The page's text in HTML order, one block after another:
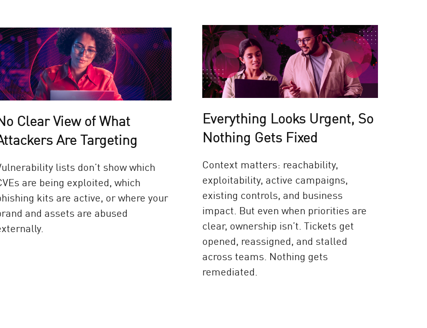
Clear View of What
Are Targeting
lists don’t show which
are being exploited, which
kits are active, or where your
and assets are abused
Everything Looks Urgent, So
Nothing Gets Fixed
Context matters: reachability,
exploitability, active campaigns,
existing controls, and business
impact. But even when priorities are
clear, ownership isn’t. Tickets get
opened, reassigned, and stalled
across teams. Nothing gets
remediated.